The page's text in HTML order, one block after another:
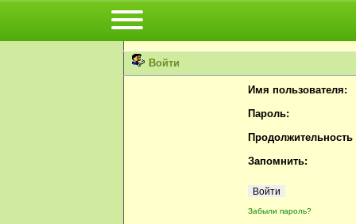
Вы не можете просматривать профили
Пожалуйста, войдите или
Войти
Имя пользователя:
Пароль:
Продолжительность
Запомнить:
Забыли пароль?